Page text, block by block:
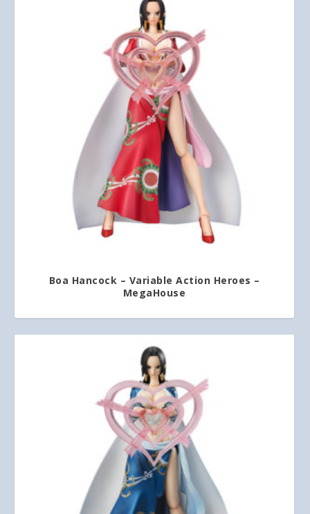
Boa Hancock – Variable Action Heroes –
MegaHouse